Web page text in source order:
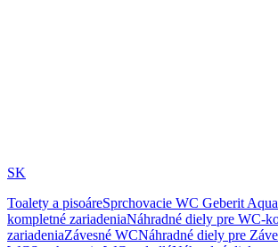
SK
Toalety a pisoáreSprchovacie WC Geberit
kompletné zariadeniaNáhradné diely pre WC-
zariadeniaZávesné WCNáhradné diely pre